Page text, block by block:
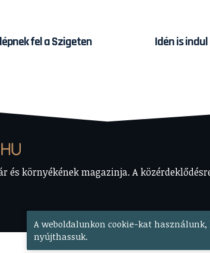
A weboldalunkon cookie-kat
nyújthassuk.
fel a Szigeten Idén is
és környékének magazinja. A